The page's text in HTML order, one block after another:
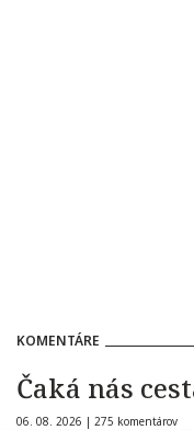
KOMENTÁRE
Čaká nás
06. 08. 2026 | 275 komentárov